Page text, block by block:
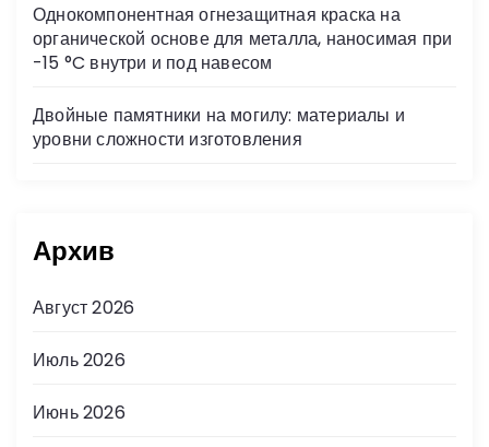
Однокомпонентная огнезащитная краска на
органической основе для металла, наносимая при
-15 °C внутри и под навесом
Двойные памятники на могилу: материалы и
уровни сложности изготовления
Архив
Август 2026
Июль 2026
Июнь 2026